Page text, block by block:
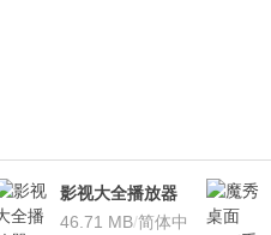
影视大全播放器
v3.1.7 安卓版
46.71 MB/简体中